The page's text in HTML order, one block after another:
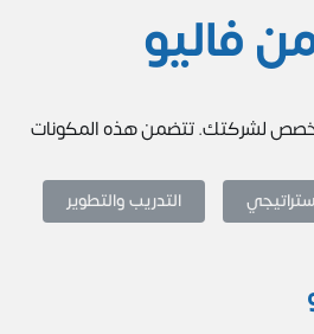
فاليو
لشركتك. تتضمن هذه المكونات
التدريب والتطوير